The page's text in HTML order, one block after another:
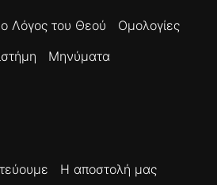
ο Λόγος του Θεού
Ομολογίες
Μηνύματα
Η αποστολή μας